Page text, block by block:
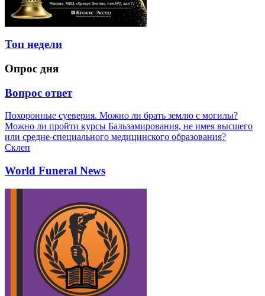
Топ недели
Опрос дня
Вопрос ответ
Похоронные суеверия. Можно ли брать землю с могилы?
Можно ли пройти курсы Бальзамирования, не имея высшего
или средне-специального медицинского образования?
Склеп
World Funeral News